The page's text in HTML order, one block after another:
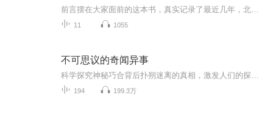
11 1055
不可思议的奇闻异事
194 199.3万